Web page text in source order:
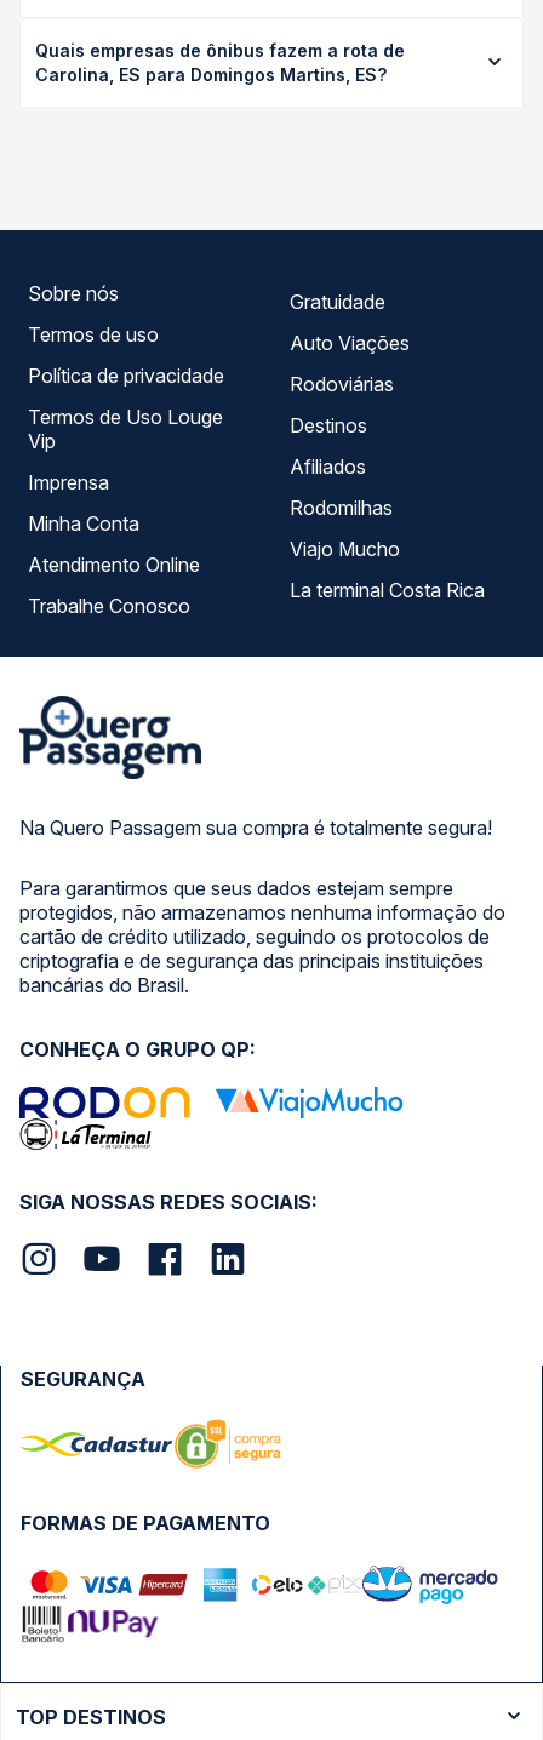
duração exata de cada opção na data desejada.
Domingos Martins, ES custa em média R$ 29,76 e varia
conforme a data da viagem, a empresa, o tipo de poltrona
Quais empresas de ônibus fazem a rota de
Carolina, ES para Domingos Martins, ES?
Na Quero Passagem sua compra é totalmente segura!
Para garantirmos que seus dados estejam sempre
protegidos, não armazenamos nenhuma informação do
cartão de crédito utilizado, seguindo os protocolos de
criptografia e de segurança das principais instituições
bancárias do Brasil.
Sobre nós
Termos de uso
Política de privacidade
Termos de Uso Louge
Vip
Imprensa
Minha Conta
Atendimento Online
Trabalhe Conosco
Gratuidade
Auto Viações
Rodoviárias
Destinos
Afiliados
Rodomilhas
Viajo Mucho
La terminal Costa Rica
SIGA NOSSAS REDES SOCIAIS:
CONHEÇA O GRUPO QP:
FORMAS DE PAGAMENTO
SEGURANÇA
TOP DESTINOS